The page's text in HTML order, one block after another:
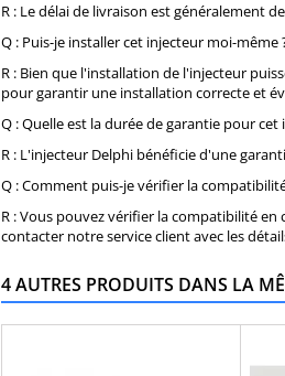
R : Le délai de livraison est généralement
Q : Puis-je installer cet injecteur moi-même
R : Bien que l'installation de l'injecteur
pour garantir une installation correcte et
Q : Quelle est la durée de garantie pour cet
R : L'injecteur Delphi bénéficie d'une
Q : Comment puis-je vérifier la
R : Vous pouvez vérifier la compatibilité
contacter notre service client avec les
4 AUTRES PRODUITS DANS LA